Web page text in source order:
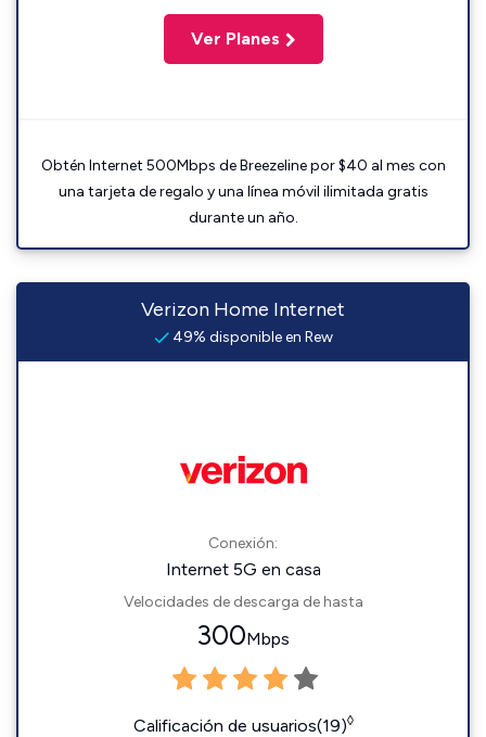
Ver Planes
Obtén Internet 500Mbps de Breezeline por $40 al mes con
una tarjeta de regalo y una línea móvil ilimitada gratis
durante un año.
Verizon Home Internet
49% disponible en Rew
Conexión:
Internet 5G en casa
Velocidades de descarga de hasta
300Mbps
Calificación de usuarios(19)◊